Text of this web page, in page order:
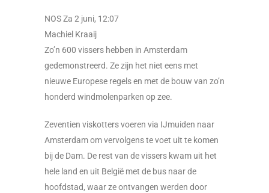
NOS Za 2 juni, 12:07
Machiel Kraaij
Zo’n 600 vissers hebben in Amsterdam
gedemonstreerd. Ze zijn het niet eens met
nieuwe Europese regels en met de bouw van zo’n
honderd windmolenparken op zee.
Zeventien viskotters voeren via IJmuiden naar
Amsterdam om vervolgens te voet uit te komen
bij de Dam. De rest van de vissers kwam uit het
hele land en uit België met de bus naar de
hoofdstad, waar ze ontvangen werden door